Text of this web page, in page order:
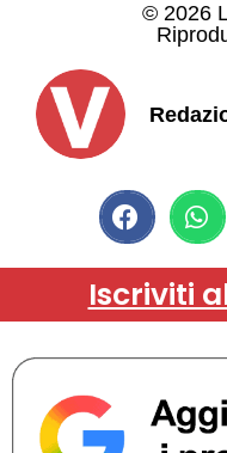
© 2026
Iscriviti